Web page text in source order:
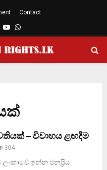
Contact
YoutubeWhatsapp
– විවාහය ළඟදීම
304
ඉන්න ජනප්‍රිය